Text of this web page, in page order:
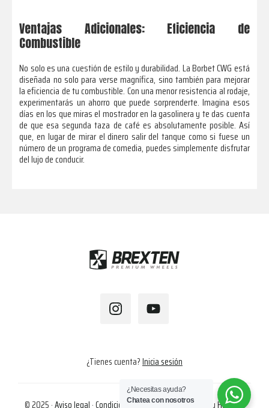
Ventajas Adicionales: Eficiencia de
Combustible
No solo es una cuestión de estilo y durabilidad. La Borbet CWG está
diseñada no solo para verse magnífica, sino también para mejorar
la eficiencia de tu combustible. Con una menor resistencia al rodaje,
experimentarás un ahorro que puede sorprenderte. Imagina esos
días en los que miras el mostrador en la gasolinera y te das cuenta
de que esa segunda taza de café es absolutamente posible. Así
que, en lugar de mirar el dinero salir del tanque como si fuese un
número de un programa de comedia, puedes simplemente disfrutar
del lujo de conducir.
¿Tienes cuenta?Inicia sesión
© 2025 ·Aviso legal·Condiciones de compra·Cookies · byHapalok
¿Necesitas ayuda?
Chatea con nosotros